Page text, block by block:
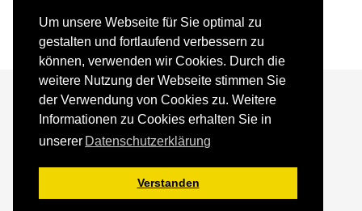
Um unsere Webseite für Sie optimal zu
gestalten und fortlaufend verbessern zu
können, verwenden wir Cookies. Durch die
weitere Nutzung der Webseite stimmen Sie
der Verwendung von Cookies zu. Weitere
Informationen zu Cookies erhalten Sie in
unserer Datenschutzerklärung
Verstanden
Förderer und Partner Kontakt
Datenschutz